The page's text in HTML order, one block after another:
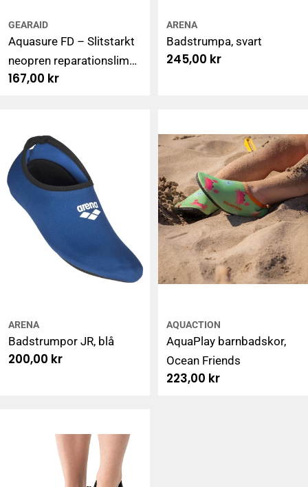
GEARAID
Aquasure FD – Slitstarkt
neopren reparationslim
och sömtätningsmedel –
Ordinarie
167,00 kr
ARENA
Badstrumpa, svart
Ordinarie
245,00 kr
ARENA
Badstrumpor JR, blå
Ordinarie
200,00 kr
AQUACTION
AquaPlay barnbadskor,
Ocean Friends
Ordinarie
223,00 kr